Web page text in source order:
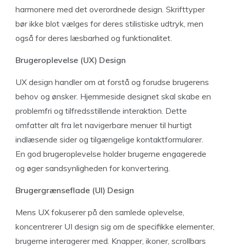
harmonere med det overordnede design. Skrifttyper
bør ikke blot vælges for deres stilistiske udtryk, men
også for deres læsbarhed og funktionalitet.
Brugeroplevelse (UX) Design
UX design handler om at forstå og forudse brugerens
behov og ønsker. Hjemmeside designet skal skabe en
problemfri og tilfredsstillende interaktion. Dette
omfatter alt fra let navigerbare menuer til hurtigt
indlæsende sider og tilgængelige kontaktformularer.
En god brugeroplevelse holder brugerne engagerede
og øger sandsynligheden for konvertering.
Brugergrænseflade (UI) Design
Mens UX fokuserer på den samlede oplevelse,
koncentrerer UI design sig om de specifikke elementer,
brugerne interagerer med. Knapper, ikoner, scrollbars